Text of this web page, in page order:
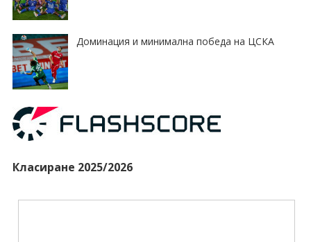
Доминация и минимална победа на ЦСКА
Класиране 2025/2026